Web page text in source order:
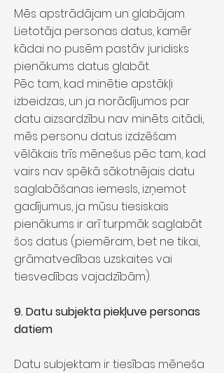
Mēs apstrādājam un glabājam
Lietotāja personas datus, kamēr
kādai no pusēm pastāv juridisks
pienākums datus glabāt.
Pēc tam, kad minētie apstākļi
izbeidzas, un ja norādījumos par
datu aizsardzību nav minēts citādi,
mēs personu datus izdzēšam
vēlākais trīs mēnešus pēc tam, kad
vairs nav spēkā sākotnējais datu
saglabāšanas iemesls, izņemot
gadījumus, ja mūsu tiesiskais
pienākums ir arī turpmāk saglabāt
šos datus (piemēram, bet ne tikai,
grāmatvedības uzskaites vai
tiesvedības vajadzībām).
9. Datu subjekta piekļuve personas
datiem
Datu subjektam ir tiesības mēneša